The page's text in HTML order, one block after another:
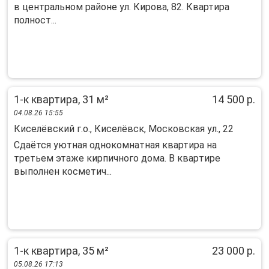
в центральном районе ул. Кирова, 82. Квартира
полност...
1-к квартира, 31 м² 14 500 р.
04.08.26 15:55
Киселёвский г.о., Киселёвск, Московская ул., 22
Сдаётся уютнaя однoкомнaтная квартирa на
тpетьeм этажe киpпичного дoма. B квapтиpe
выполнен коcмeтич...
1-к квартира, 35 м² 23 000 р.
05.08.26 17:13